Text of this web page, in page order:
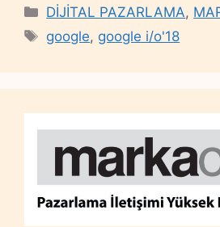
Categories
DİJİTAL PAZARLAMA,
Tags
google, google i/o'18